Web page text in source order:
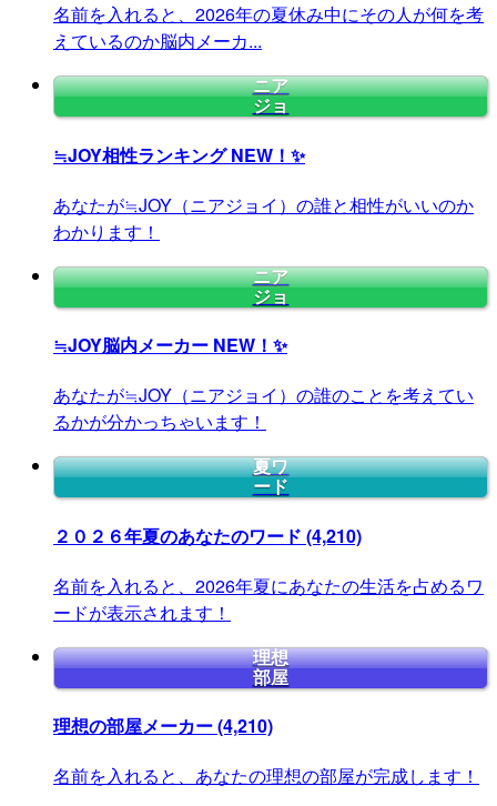
名前を入れると、2026年の夏休み中にその人が何を考
えているのか脳内メーカ...
ニア
ジョ
≒JOY相性ランキングNEW！✨
あなたが≒JOY（ニアジョイ）の誰と相性がいいのか
わかります！
ニア
ジョ
≒JOY脳内メーカー NEW！✨
あなたが≒JOY（ニアジョイ）の誰のことを考えてい
るかが分かっちゃいます！
夏ワ
ード
２０２６年夏のあなたのワード (4,210)
名前を入れると、2026年夏にあなたの生活を占めるワ
ードが表示されます！
理想
部屋
理想の部屋メーカー(4,210)
名前を入れると、あなたの理想の部屋が完成します！